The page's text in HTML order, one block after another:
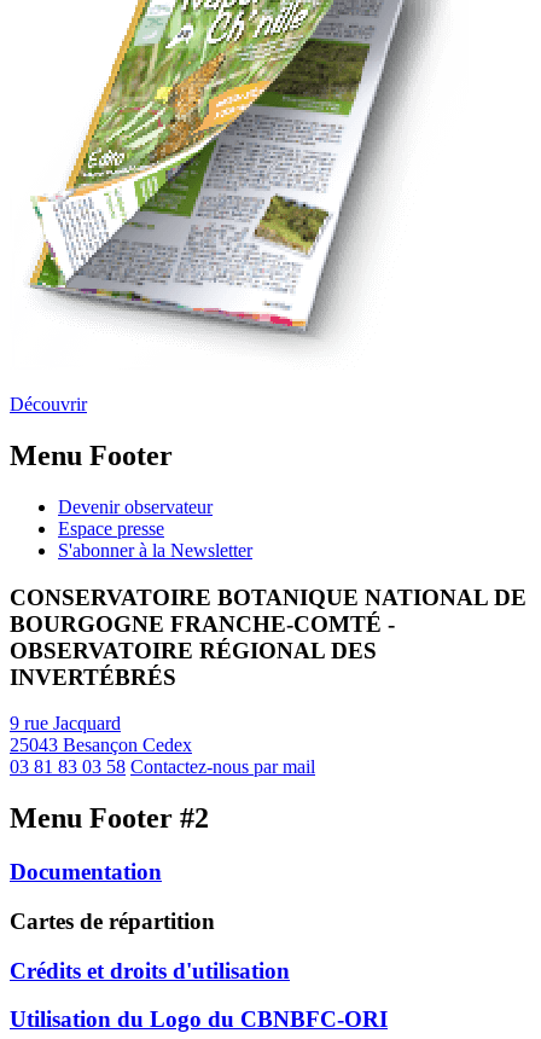
Découvrir
Menu Footer
Devenir observateur
Espace presse
S'abonner à la Newsletter
CONSERVATOIRE BOTANIQUE NATIONAL DE
BOURGOGNE FRANCHE-COMTÉ -
OBSERVATOIRE RÉGIONAL DES
INVERTÉBRÉS
9 rue Jacquard
25043 Besançon Cedex
03 81 83 03 58 Contactez-nous par mail
Menu Footer #2
Documentation
Cartes de répartition
Crédits et droits d'utilisation
Utilisation du Logo du CBNBFC-ORI